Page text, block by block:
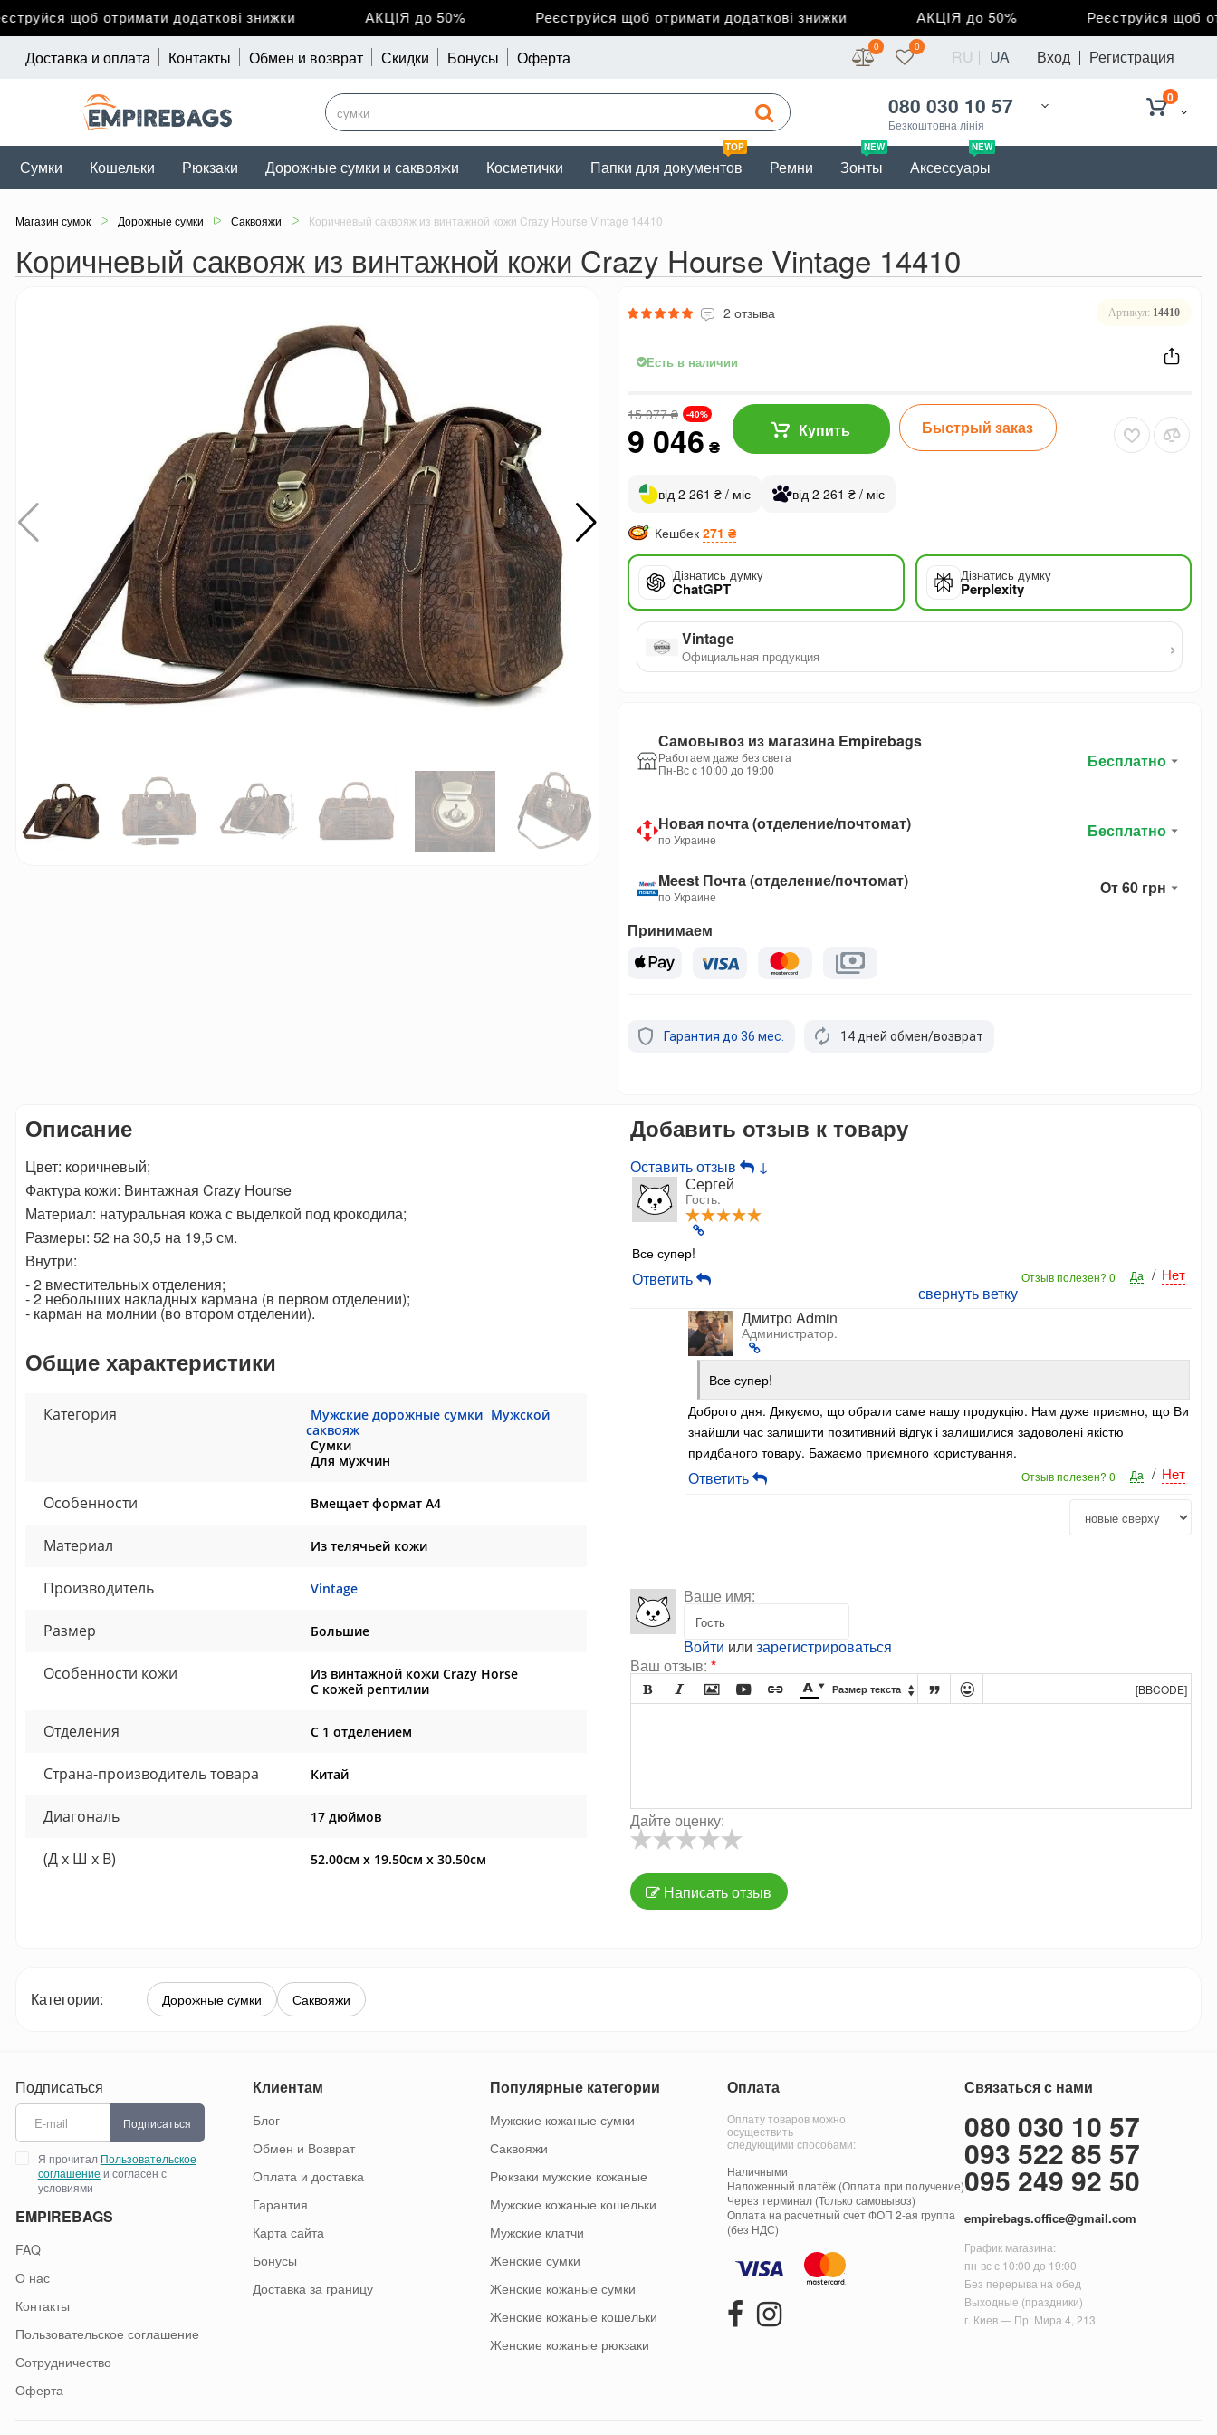
щоб отримати додаткові знижки АКЦІЯ до 50% Реєструйся щоб отримати додаткові знижки АКЦІЯ до 50% Реєструйся щоб
Доставка и оплата Контакты Обмен и возврат Скидки Бонусы Оферта Вход Регистрация
0 0 RU UA
080 030 10 57
Безкоштовна лінія
0
Сумки Кошельки Рюкзаки Дорожные сумки и саквояжи Косметички
TOP
Папки для документов Ремни
NEW
Зонты
NEW
Аксессуары
Магазин сумок Дорожные сумки Саквояжи Коричневый саквояж из винтажной кожи Crazy Hourse Vintage 14410
Коричневый саквояж из винтажной кожи Crazy Hourse Vintage 14410
2 отзыва Артикул: 14410
Есть в наличии
15 077₴ -40%
9 046 ₴
Купить Быстрый заказ
від 2 261 ₴ / міс від 2 261 ₴ / міс
Кешбек 271 ₴
Дізнатись думку
ChatGPT
Дізнатись думку
Perplexity
Vintage
Официальная продукция ›
Самовывоз из магазина Empirebags
Работаем даже без света
Пн-Вс с 10:00 до 19:00
Бесплатно
Новая почта (отделение/почтомат)
по Украине Бесплатно
Meest Почта (отделение/почтомат)
по Украине От 60 грн
Принимаем
Гарантия до 36 мес. 14 дней обмен/возврат
Описание
Цвет: коричневый;
Фактура кожи: Винтажная Crazy Hourse
Материал: натуральная кожа с выделкой под крокодила;
Размеры: 52 на 30,5 на 19,5 см.
Внутри:
- 2 вместительных отделения;
- 2 небольших накладных кармана (в первом отделении);
- карман на молнии (во втором отделении).
Общие характеристики
Категория Мужские дорожные сумки Мужской
саквояж
Сумки
Для мужчин
Особенности Вмещает формат А4
Материал Из телячьей кожи
Производитель Vintage
Размер Большие
Особенности кожи
Из винтажной кожи Crazy Horse
С кожей рептилии
Отделения С 1 отделением
Страна-производитель товара Китай
Диагональ 17 дюймов
(Д x Ш x В) 52.00см x 19.50см x 30.50см
Добавить отзыв к товару
Оставить отзыв
↓
Сергей
Гость.
Все супер!
Да / Нет
Отзыв полезен? 0
Ответить
свернуть ветку
Дмитро Admin
Администратор.
Все супер!
Доброго дня. Дякуємо, що обрали саме нашу продукцію. Нам дуже приємно, що Ви
знайшли час залишити позитивний відгук і залишилися задоволені якістю
придбаного товару. Бажаємо приємного користування.
Да / Нет
Отзыв полезен? 0
Ответить
Ваше имя:
Войти или зарегистрироваться
Ваш отзыв: *
       Размер текста    [BBCODE]
Дайте оценку:
Написать отзыв
Категории: Дорожные сумки Саквояжи
Подписаться
Подписаться
Я прочитал Пользовательское
соглашение и согласен с
условиями
EMPIREBAGS
FAQ
О нас
Контакты
Пользовательское соглашение
Сотрудничество
Оферта
Клиентам
Блог
Обмен и Возврат
Оплата и доставка
Гарантия
Карта сайта
Бонусы
Доставка за границу
Популярные категории
Мужские кожаные сумки
Саквояжи
Рюкзаки мужские кожаные
Мужские кожаные кошельки
Мужские клатчи
Женские сумки
Женские кожаные сумки
Женские кожаные кошельки
Женские кожаные рюкзаки
Оплата
Оплату товаров можно
осуществить
следующими способами:
Наличными
Наложенный платёж (Оплата при получение)
Через терминал (Только самовывоз)
Оплата на расчетный счет ФОП 2-ая группа
(без НДС)
Связаться с нами
080 030 10 57
093 522 85 57
095 249 92 50
empirebags.office@gmail.com
График магазина:
пн-вс с 10:00 до 19:00
Без перерыва на обед
Выходные (праздники)
г. Киев — Пр. Мира 4, 213